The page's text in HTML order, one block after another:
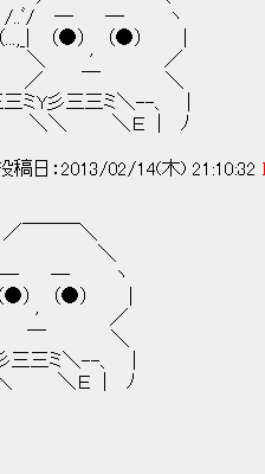
/..ﾞ/ ─ ─ ヽ
●） （●） |
ﾘ ＼ ' ／
＼
ミ＼--、 |
Ｅ | ﾉ
稿日：2013/02/14(木) 21:10:32
＼
ヽ
●） |
' ／
＼
＼--、 |
Ｅ | ﾉ